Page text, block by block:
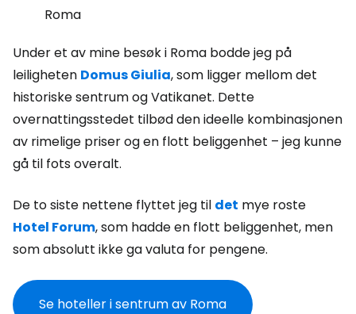
Roma
Under et av mine besøk i Roma bodde jeg på
leiligheten Domus Giulia, som ligger mellom det
historiske sentrum og Vatikanet. Dette
overnattingsstedet tilbød den ideelle kombinasjonen
av rimelige priser og en flott beliggenhet – jeg kunne
gå til fots overalt.
De to siste nettene flyttet jeg til det mye roste
Hotel Forum, som hadde en flott beliggenhet, men
som absolutt ikke ga valuta for pengene.
Se hoteller i sentrum av Roma